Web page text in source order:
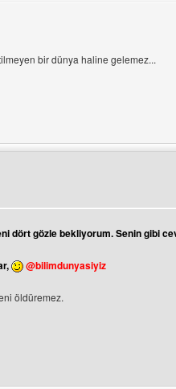
bir dünya haline gelemez...
dört gözle bekliyorum. Senin gibi
@bilimdunyasiyiz
öldüremez.